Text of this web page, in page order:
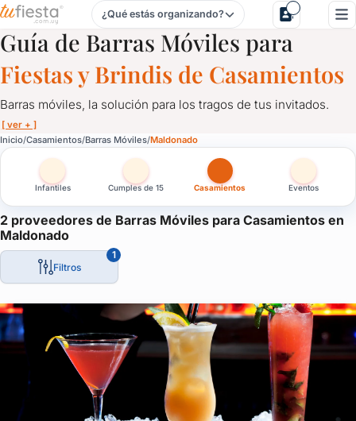
Barras Móviles para Casamientos en Maldonado
¿Qué estás organizando?
Guía de Barras Móviles para
Fiestas y Brindis de Casamientos
Barras móviles, la solución para los tragos de tus invitados.
[ ver + ]
Inicio Casamientos Barras Móviles Maldonado
Infantiles Cumples de 15 Casamientos Eventos
2 proveedores de Barras Móviles para Casamientos en
Maldonado
Filtros
1
Barras Móviles para Casamientos en Maldonado
Barras móviles, la solución para los tragos de tus invitados.
Personalizadas, con luces led, acordes a tu evento, barras
La solución ideal para despreocuparte del tema y que los